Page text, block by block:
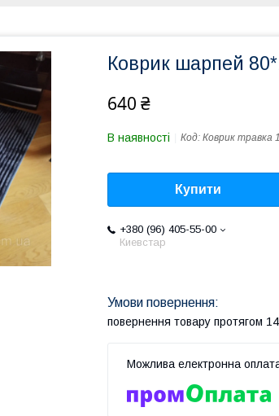
Коврик шарпей
640 ₴
В наявності Код: Коврик травка
Купити
+380 (96) 405-55-00
Киевстар
повернення товару протягом